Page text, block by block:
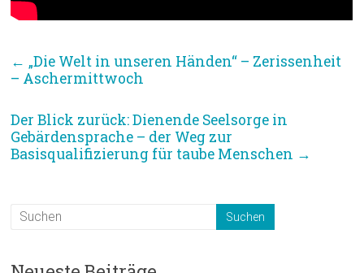
← „Die Welt in unseren Händen“ – Zerissenheit
– Aschermittwoch
Der Blick zurück: Dienende Seelsorge in
Gebärdensprache – der Weg zur
Basisqualifizierung für taube Menschen →